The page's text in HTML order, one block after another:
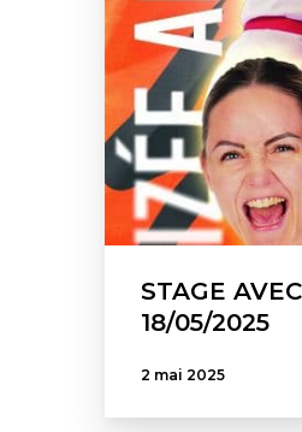
STAGE
18/05/2025
2 mai 2025